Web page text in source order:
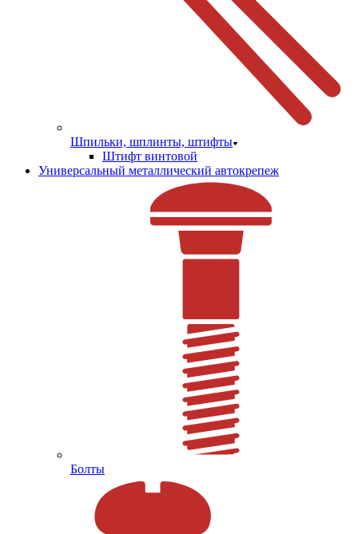
Шпильки, шплинты, штифты
Штифт винтовой
Универсальный металлический автокрепеж
Болты